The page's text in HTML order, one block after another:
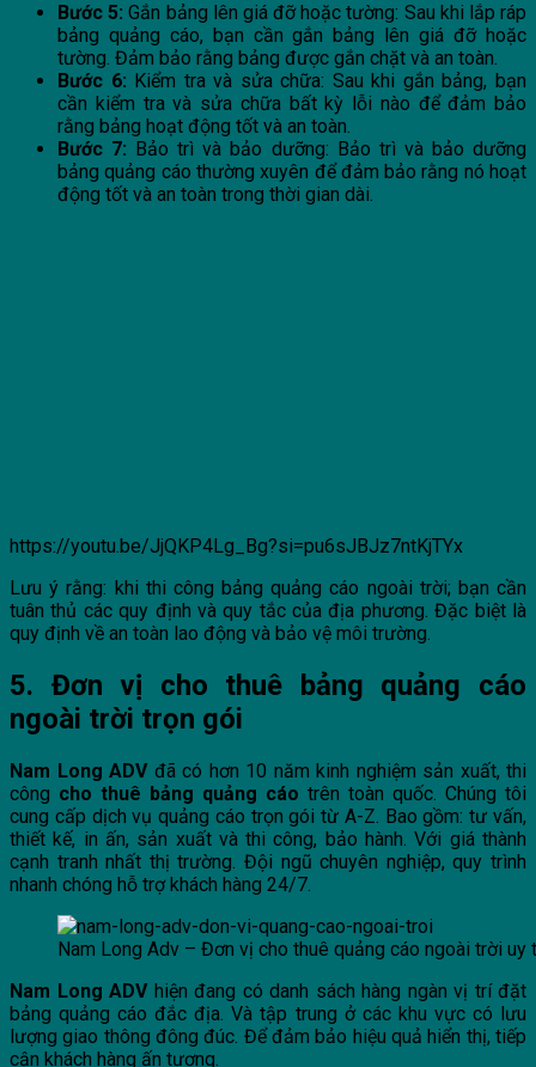
Bước 5: Gắn bảng lên giá đỡ hoặc tường: Sau khi lắp ráp
bảng quảng cáo, bạn cần gắn bảng lên giá đỡ hoặc
tường. Đảm bảo rằng bảng được gắn chặt và an toàn.
Bước 6: Kiểm tra và sửa chữa: Sau khi gắn bảng, bạn
cần kiểm tra và sửa chữa bất kỳ lỗi nào để đảm bảo
rằng bảng hoạt động tốt và an toàn.
Bước 7: Bảo trì và bảo dưỡng: Bảo trì và bảo dưỡng
bảng quảng cáo thường xuyên để đảm bảo rằng nó hoạt
động tốt và an toàn trong thời gian dài.
https://youtu.be/JjQKP4Lg_Bg?si=pu6sJBJz7ntKjTYx
Lưu ý rằng: khi thi công bảng quảng cáo ngoài trời; bạn cần
tuân thủ các quy định và quy tắc của địa phương. Đặc biệt là
quy định về an toàn lao động và bảo vệ môi trường.
5. Đơn vị cho thuê bảng quảng cáo
ngoài trời trọn gói
Nam Long ADVđã có hơn 10 năm kinh nghiệm sản xuất, thi
công cho thuê bảng quảng cáo trên toàn quốc. Chúng tôi
cung cấp dịch vụ quảng cáo trọn gói từ A-Z. Bao gồm: tư vấn,
thiết kế, in ấn, sản xuất và thi công, bảo hành. Với giá thành
cạnh tranh nhất thị trường. Đội ngũ chuyên nghiệp, quy trình
nhanh chóng hỗ trợ khách hàng 24/7.
Nam Long Adv – Đơn vị cho thuê quảng cáo ngoài trời uy
Nam Long ADVhiện đang có danh sách hàng ngàn vị trí đặt
bảng quảng cáo đắc địa. Và tập trung ở các khu vực có lưu
lượng giao thông đông đúc. Để đảm bảo hiệu quả hiển thị, tiếp
cận khách hàng ấn tượng.